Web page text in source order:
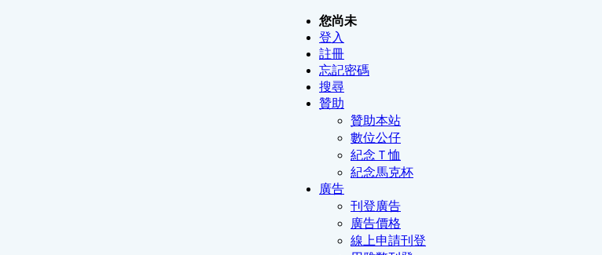
您尚未
登入
註冊
忘記密碼
搜尋
贊助
贊助本站
數位公仔
紀念Ｔ恤
紀念馬克杯
廣告
刊登廣告
廣告價格
線上申請刊登